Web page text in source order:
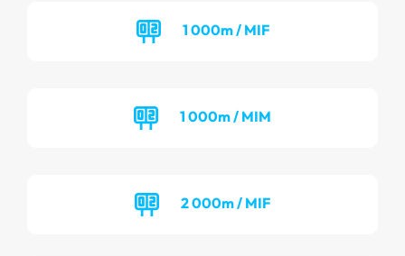
1 000m / MIF
1 000m / MIM
2 000m / MIF